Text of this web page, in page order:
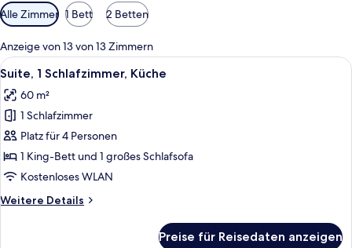
Verfügbare
Filter
für
Zimmer
Alle Zimmer 1 Bett 2 Betten
Anzeige von 13 von 13 Zimmern
Alle
Fotos
für
Suite,
1
Schlafzimmer,
Küche
Ein Hotelzimmer mit einer Couch,
7
Suite, 1 Schlafzimmer, Küche
60 m²
1 Schlafzimmer
Platz für 4 Personen
1 King-Bett und 1 großes Schlafsofa
Kostenloses WLAN
Weitere Details
Weitere
Preise für Reisedaten anzeigen